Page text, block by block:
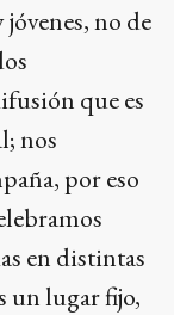
jóvenes, no de
que es
nos
por eso
en distintas
un lugar fijo,